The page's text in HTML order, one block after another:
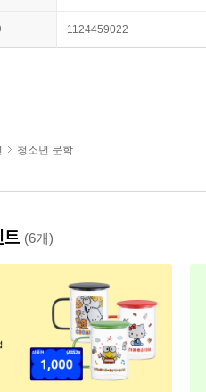
1124459022
청소년 문학
트 (6개)